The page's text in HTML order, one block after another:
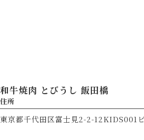
和牛焼肉 とびうし 飯田橋
住所
東京都千代田区富士見2-2-